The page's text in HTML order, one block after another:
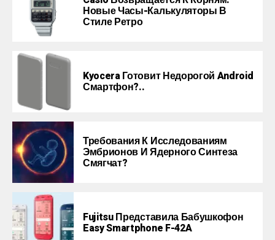
Новые Часы-Калькуляторы В
Стиле Ретро
Kyocera Готовит Недорогой Android
Смартфон?..
Требования К Исследованиям
Эмбрионов И Ядерного Синтеза
Смягчат?
Fujitsu Представила Бабушкофон
Easy Smartphone F-42A